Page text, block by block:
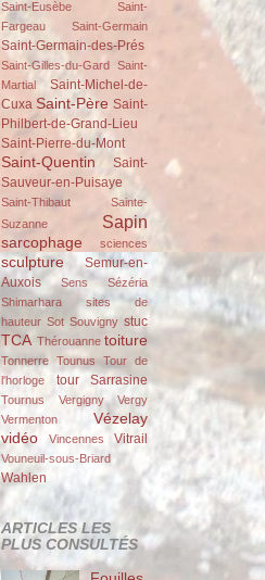
Saint-Eusèbe
Saint-
Fargeau
Saint-Germain
Saint-Germain-des-Prés
Saint-Gilles-du-Gard Saint-
Martial
Saint-Michel-de-
Cuxa Saint-Père Saint-
Philbert-de-Grand-Lieu
Saint-Pierre-du-Mont
Saint-Quentin
Saint-
Sauveur-en-Puisaye
Saint-Thibaut
Sainte-
Suzanne
Sapin
sarcophage sciences
sculpture
Semur-en-
Auxois
Sens
Sézéria
Shimarhara
sites de
hauteur Sot Souvigny stuc
TCA Thérouanne toiture
Tonnerre Tounus Tour de
l'horloge
tour Sarrasine
Tournus Vergigny
Vergy
Vermenton
Vézelay
vidéo
Vincennes Vitrail
Vouneuil-sous-Briard
Wahlen
ARTICLES LES
PLUS CONSULTÉS